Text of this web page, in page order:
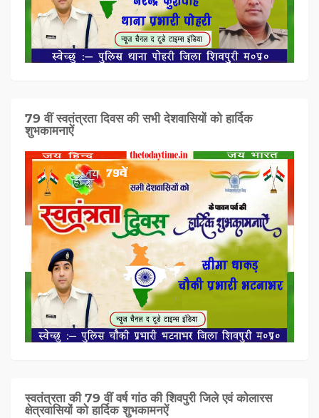
79 वीं स्वतंत्रता दिवस की सभी देशवासियों को हार्दिक
शुभकामनाऐं
स्वतंत्रता की 79 वीं वर्ष गांठ की शिवपुरी जिले एवं कोलारस
क्षेत्रवासियों को हार्दिक शुभकामनऐं